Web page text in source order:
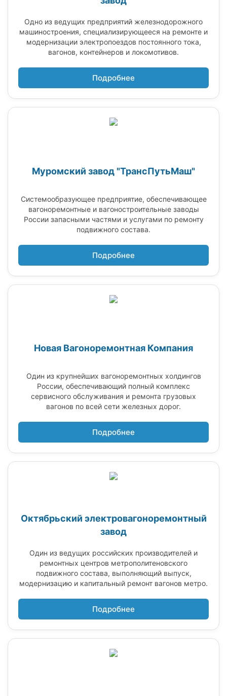
Одно из ведущих предприятий железнодорожного
машиностроения, специализирующееся на ремонте и
модернизации электропоездов постоянного тока,
вагонов, контейнеров и локомотивов.
Подробнее
Муромский завод "ТрансПутьМаш"
Системообразующее предприятие, обеспечивающее
вагоноремонтные и вагоностроительные заводы
России запасными частями и услугами по ремонту
подвижного состава.
Подробнее
Новая Вагоноремонтная Компания
Один из крупнейших вагоноремонтных холдингов
России, обеспечивающий полный комплекс
сервисного обслуживания и ремонта грузовых
вагонов по всей сети железных дорог.
Подробнее
Октябрьский электровагоноремонтный
завод
Один из ведущих российских производителей и
ремонтных центров метрополитеновского
подвижного состава, выполняющий выпуск,
модернизацию и капитальный ремонт вагонов метро.
Подробнее